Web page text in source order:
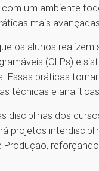
um ambiente
mais
os alunos
(CLPs) e
Essas práticas
técnicas e
disciplinas dos
projetos
Produção,